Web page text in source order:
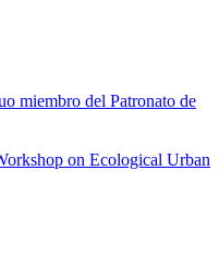
miembro del Patronato de
on Ecological Urban